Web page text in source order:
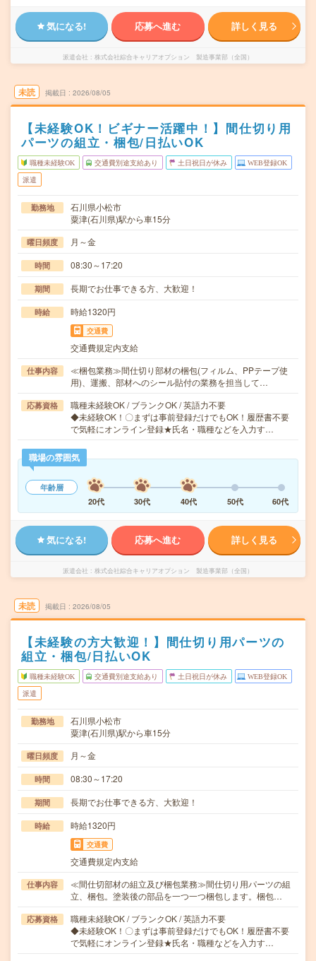
気になる! 応募へ進む 詳しく見る
派遣会社 株式会社綜合キャリアオプション 製造事業部（全国）
未読 掲載日 2026/08/05
【未経験OK！ビギナー活躍中！】間仕切り用
パーツの組立・梱包/日払いOK
職種未経験OK 交通費別途支給あり 土日祝日が休み WEB登録OK
派遣
勤務地
石川県小松市
粟津(石川県)駅から車15分
曜日頻度 月～金
時間 08:30～17:20
期間 長期でお仕事できる方、大歓迎！
時給 時給1320円
交通費
交通費規定内支給
仕事内容
≪梱包業務≫間仕切り部材の梱包(フィルム、PPテープ使
用)、運搬、部材へのシール貼付の業務を担当して…
応募資格
職種未経験OK / ブランクOK / 英語力不要
◆未経験OK！〇まずは事前登録だけでもOK！履歴書不要
で気軽にオンライン登録★氏名・職種などを入力す…
職場の雰囲気
年齢層
20代
30代 40代 50代 60代
気になる! 応募へ進む 詳しく見る
派遣会社 株式会社綜合キャリアオプション 製造事業部（全国）
未読 掲載日 2026/08/05
【未経験の方大歓迎！】間仕切り用パーツの
組立・梱包/日払いOK
職種未経験OK 交通費別途支給あり 土日祝日が休み WEB登録OK
派遣
勤務地
石川県小松市
粟津(石川県)駅から車15分
曜日頻度 月～金
時間 08:30～17:20
期間 長期でお仕事できる方、大歓迎！
時給 時給1320円
交通費
交通費規定内支給
仕事内容
≪間仕切部材の組立及び梱包業務≫間仕切り用パーツの組
立、梱包。塗装後の部品を一つ一つ梱包します。梱包…
応募資格
職種未経験OK / ブランクOK / 英語力不要
◆未経験OK！〇まずは事前登録だけでもOK！履歴書不要
で気軽にオンライン登録★氏名・職種などを入力す…